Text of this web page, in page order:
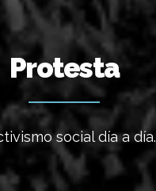
Buscar
Protesta
social día a día.